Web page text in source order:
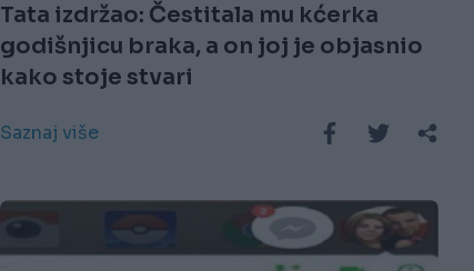
Tata izdržao: Čestitala mu kćerka
godišnjicu braka, a on joj je objasnio
kako stoje stvari
Saznaj više